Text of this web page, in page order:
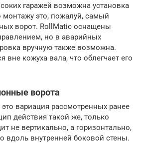
гаражей возможна установка
это, пожалуй, самый
ворот. RollMatic оснащены
но в аварийных
вручную также возможна.
вне кожуха вала, что облегчает его
ворота
вариация рассмотренных ранее
действия такой же, только
не вертикально, а горизонтально,
вдоль внутренней боковой стены.